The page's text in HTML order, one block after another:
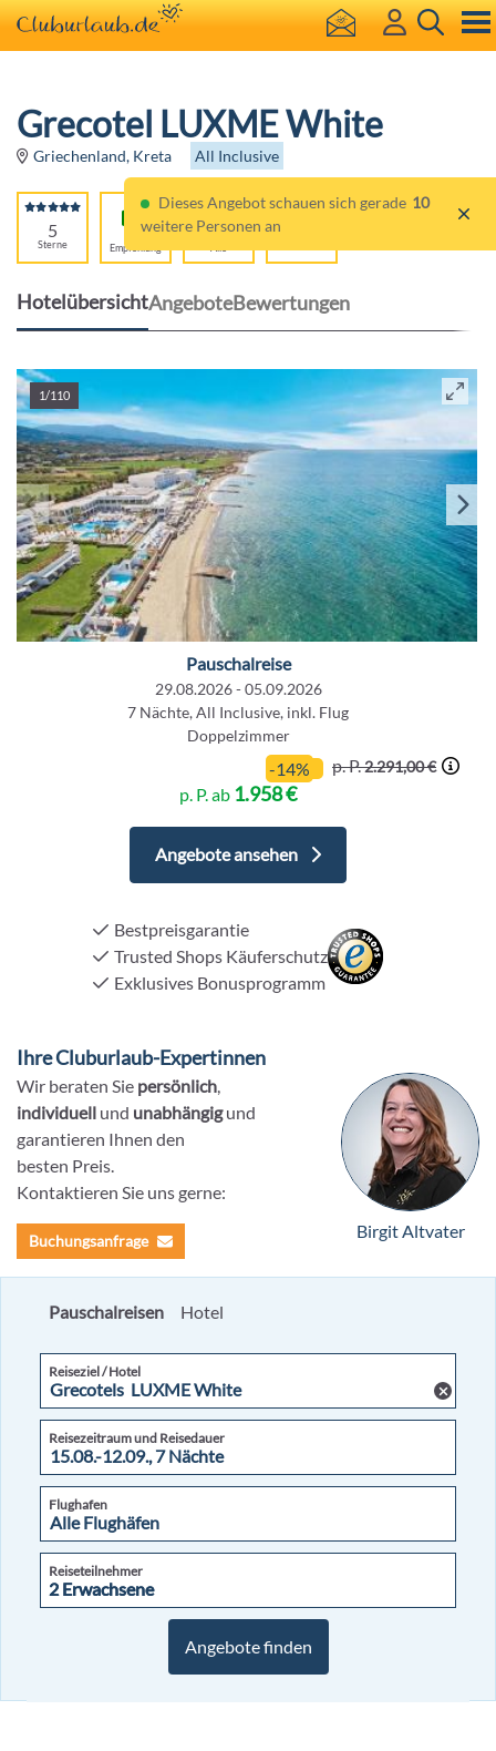
Grecotel LUXME White
Griechenland, Kreta All Inclusive
5
Sterne
Empfehlung
HotelübersichtAngeboteBewertungen
1/110
Pauschalreise
29.08.2026 - 05.09.2026
7 Nächte, All Inclusive, inkl. Flug
Doppelzimmer
-14% p. P.2.291,00 €
p. P. ab 1.958 €
Angebote ansehen
Bestpreisgarantie
Trusted Shops Käuferschutz
Exklusives Bonusprogramm
Ihre Cluburlaub-Expertinnen
Wir beraten Sie persönlich,
individuell und unabhängigund
garantieren Ihnen den
besten Preis.
Kontaktieren Sie uns gerne:
Buchungsanfrage Birgit Altvater
Dieses Angebot schauen sich gerade 10
weitere Personen an
Pauschalreisen Hotel
Reiseziel / Hotel
Reisezeitraum und Reisedauer
Flughafen
Reiseteilnehmer
2 Erwachsene
2 Erwachsene
Angebote finden